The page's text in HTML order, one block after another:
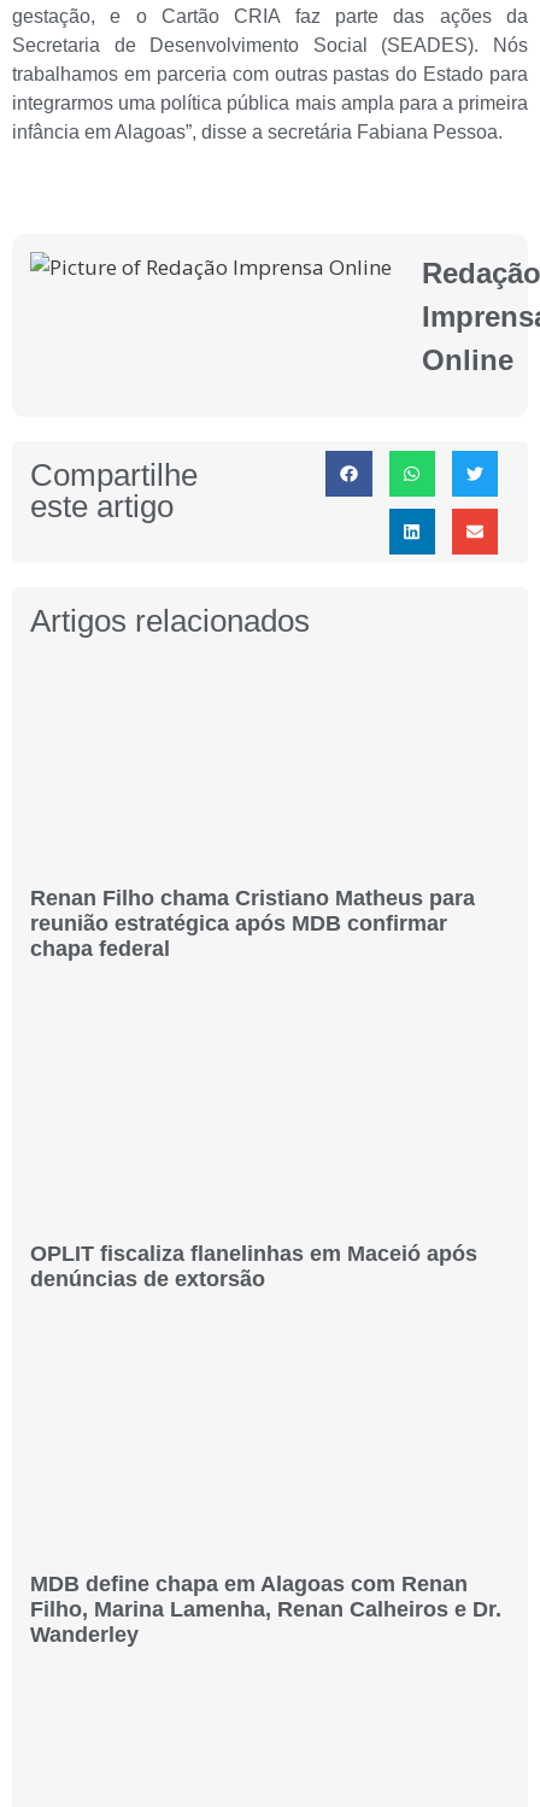
gestação, e o Cartão CRIA faz parte das ações da
Secretaria de Desenvolvimento Social (SEADES). Nós
trabalhamos em parceria com outras pastas do Estado para
integrarmos uma política pública mais ampla para a primeira
infância em Alagoas”, disse a secretária Fabiana Pessoa.
Redação
Online
Compartilhe
este artigo
Artigos relacionados
Renan Filho chama Cristiano Matheus para
reunião estratégica após MDB confirmar
chapa federal
OPLIT fiscaliza flanelinhas em Maceió após
denúncias de extorsão
MDB define chapa em Alagoas com Renan
Filho, Marina Lamenha, Renan Calheiros e Dr.
Wanderley